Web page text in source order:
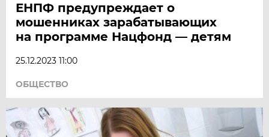
ЕНПФ предупреждает о
мошенниках зарабатывающих
на программе Нацфонд — детям
25.12.2023 11:00
ОБЩЕСТВО